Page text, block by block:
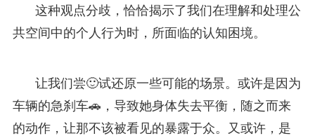
这种观点分歧，恰恰揭示了我们在理解和处理公
共空间中的个人行为时，所面临的认知困境。
让我们尝🙂试还原一些可能的场景。或许是因为
车辆的急刹车🚗，导致她身体失去平衡，随之而来
的动作，让那不该被看见的暴露于众。又或许，是